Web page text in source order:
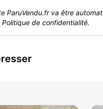
ParuVendu.fr va être
Politique de confidentialité.